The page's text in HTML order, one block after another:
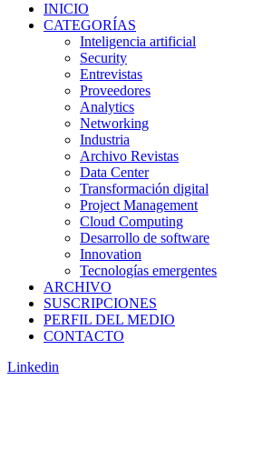
INICIO
CATEGORÍAS
Inteligencia artificial
Security
Entrevistas
Proveedores
Analytics
Networking
Industria
Archivo Revistas
Data Center
Transformación digital
Project Management
Cloud Computing
Desarrollo de software
Innovation
Tecnologías emergentes
ARCHIVO
SUSCRIPCIONES
PERFIL DEL MEDIO
CONTACTO
Linkedin